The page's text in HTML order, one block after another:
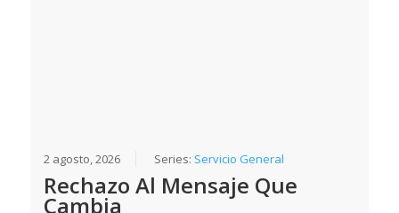
2 agosto, 2026 Series: Servicio General
Rechazo Al Mensaje Que
Cambia